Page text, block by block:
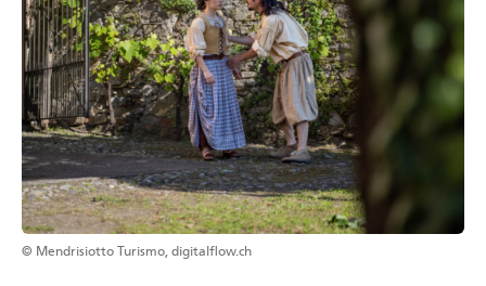
© Mendrisiotto Turismo, digitalflow.ch